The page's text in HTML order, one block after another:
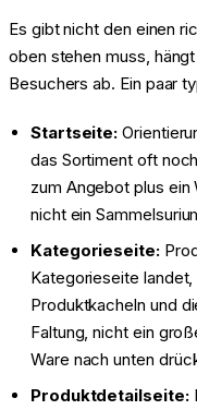
Es gibt nicht den einen
oben stehen muss,
Besuchers ab. Ein paar
Startseite:
das Sortiment oft
zum Angebot plus
nicht ein
Kategorieseite:
Kategorieseite
Produktkacheln und
Faltung, nicht ein
Ware nach unten
Produktdetailseite: